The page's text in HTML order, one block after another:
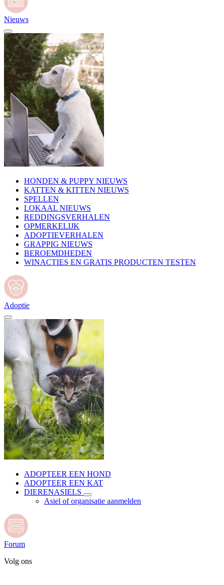
Nieuws
HONDEN & PUPPY NIEUWS
KATTEN & KITTEN NIEUWS
SPELLEN
LOKAAL NIEUWS
REDDINGSVERHALEN
OPMERKELIJK
ADOPTIEVERHALEN
GRAPPIG NIEUWS
BEROEMDHEDEN
WINACTIES EN GRATIS PRODUCTEN TESTEN
Adoptie
ADOPTEER EEN HOND
ADOPTEER EEN KAT
DIERENASIELS
Asiel of organisatie aanmelden
Forum
Volg ons